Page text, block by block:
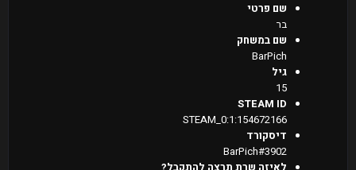
שם פרטי
בר
שם במשחק
BarPich
גיל
15
STEAM ID
STEAM_0:1:154672166
דיסקורד
BarPich#3902